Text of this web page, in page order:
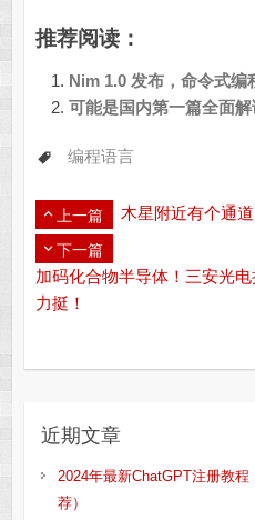
推荐阅读：
Nim 1.0 发布，命令式编
可能是国内第一篇全面
编程语言
上一篇 木星附近有个通
下一篇
加码化合物半导体！三安光
力挺！
近期文章
2024年最新ChatGPT注册教
荐）